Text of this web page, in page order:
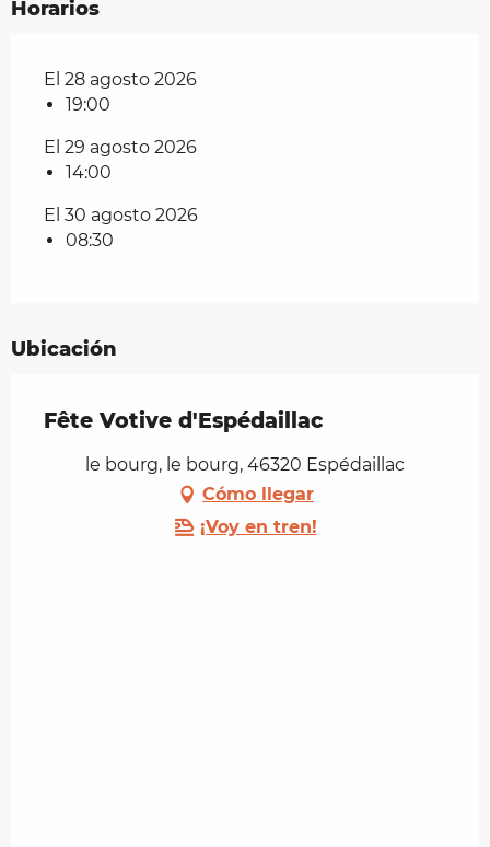
Horarios
El 28 agosto 2026
19:00
El 29 agosto 2026
14:00
El 30 agosto 2026
08:30
Ubicación
Fête Votive d'Espédaillac
le bourg, le bourg, 46320 Espédaillac
Cómo llegar
¡Voy en tren!